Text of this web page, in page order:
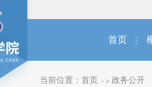
首页
当前位置： 首页 政务公开